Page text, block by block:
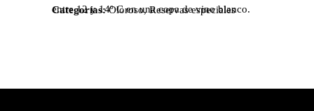
entre 12 y 14º C en una copa de vino blanco.
Categorías: Oloroso,Reservas especiales